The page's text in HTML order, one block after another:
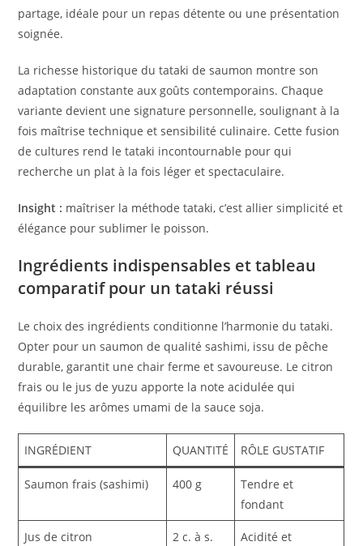
partage, idéale pour un repas détente ou une présentation
soignée.
La richesse historique du tataki de saumon montre son
adaptation constante aux goûts contemporains. Chaque
variante devient une signature personnelle, soulignant à la
fois maîtrise technique et sensibilité culinaire. Cette fusion
de cultures rend le tataki incontournable pour qui
recherche un plat à la fois léger et spectaculaire.
Insight : maîtriser la méthode tataki, c’est allier simplicité et
élégance pour sublimer le poisson.
Ingrédients indispensables et tableau
comparatif pour un tataki réussi
Le choix des ingrédients conditionne l’harmonie du tataki.
Opter pour un saumon de qualité sashimi, issu de pêche
durable, garantit une chair ferme et savoureuse. Le citron
frais ou le jus de yuzu apporte la note acidulée qui
équilibre les arômes umami de la sauce soja.
INGRÉDIENT QUANTITÉ RÔLE GUSTATIF
Saumon frais (sashimi) 400 g
Tendre et
fondant
Jus de citron 2 c. à s.
Acidité et